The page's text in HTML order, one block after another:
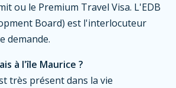
ou le Premium Travel Visa. L'EDB
Board) est l'interlocuteur
demande.
à l'île Maurice ?
très présent dans la vie